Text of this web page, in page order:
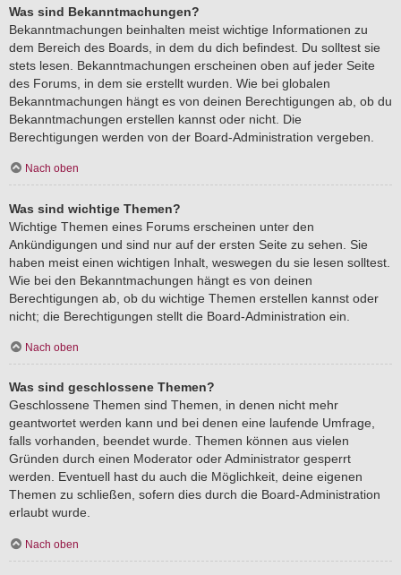
Was sind Bekanntmachungen?
Bekanntmachungen beinhalten meist wichtige Informationen zu
dem Bereich des Boards, in dem du dich befindest. Du solltest sie
stets lesen. Bekanntmachungen erscheinen oben auf jeder Seite
des Forums, in dem sie erstellt wurden. Wie bei globalen
Bekanntmachungen hängt es von deinen Berechtigungen ab, ob du
Bekanntmachungen erstellen kannst oder nicht. Die
Berechtigungen werden von der Board-Administration vergeben.
Nach oben
Was sind wichtige Themen?
Wichtige Themen eines Forums erscheinen unter den
Ankündigungen und sind nur auf der ersten Seite zu sehen. Sie
haben meist einen wichtigen Inhalt, weswegen du sie lesen solltest.
Wie bei den Bekanntmachungen hängt es von deinen
Berechtigungen ab, ob du wichtige Themen erstellen kannst oder
nicht; die Berechtigungen stellt die Board-Administration ein.
Nach oben
Was sind geschlossene Themen?
Geschlossene Themen sind Themen, in denen nicht mehr
geantwortet werden kann und bei denen eine laufende Umfrage,
falls vorhanden, beendet wurde. Themen können aus vielen
Gründen durch einen Moderator oder Administrator gesperrt
werden. Eventuell hast du auch die Möglichkeit, deine eigenen
Themen zu schließen, sofern dies durch die Board-Administration
erlaubt wurde.
Nach oben